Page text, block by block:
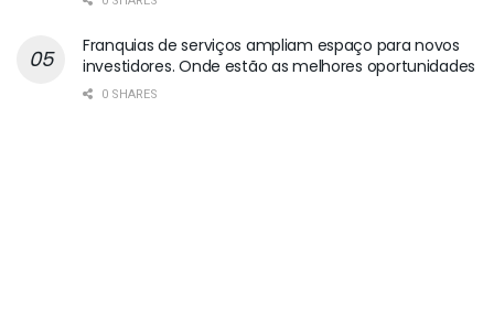
Franquias de serviços ampliam espaço para novos
investidores. Onde estão as melhores oportunidades
0 SHARES